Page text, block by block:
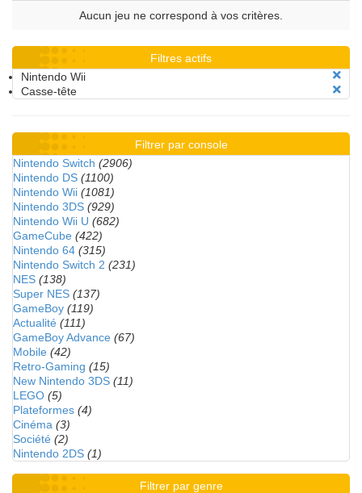
Aucun jeu ne correspond à vos critères.
Filtres actifs
Nintendo Wii
Casse-tête
Filtrer par console
Nintendo Switch (2906)
Nintendo DS (1100)
Nintendo Wii (1081)
Nintendo 3DS (929)
Nintendo Wii U (682)
GameCube (422)
Nintendo 64 (315)
Nintendo Switch 2 (231)
NES (138)
Super NES (137)
GameBoy (119)
Actualité (111)
GameBoy Advance (67)
Mobile (42)
Retro-Gaming (15)
New Nintendo 3DS (11)
LEGO (5)
Plateformes (4)
Cinéma (3)
Société (2)
Nintendo 2DS (1)
Filtrer par genre